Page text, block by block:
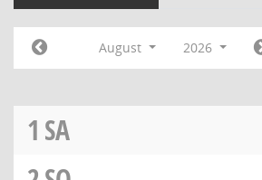
August 2026
1 SA